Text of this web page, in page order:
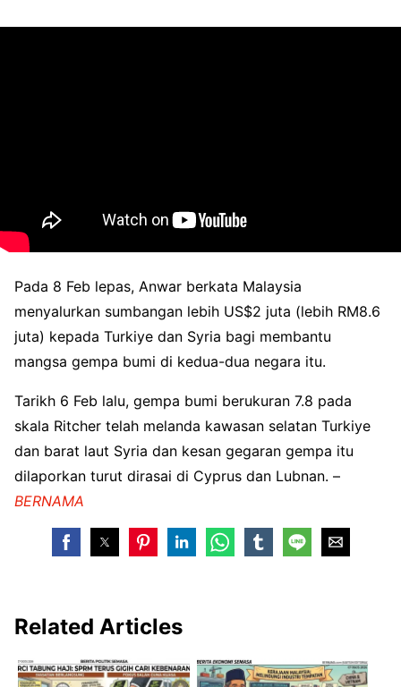
Pada 8 Feb lepas, Anwar berkata Malaysia
menyalurkan sumbangan lebih US$2 juta (lebih RM8.6
juta) kepada Turkiye dan Syria bagi membantu
mangsa gempa bumi di kedua-dua negara itu.
Tarikh 6 Feb lalu, gempa bumi berukuran 7.8 pada
skala Ritcher telah melanda kawasan selatan Turkiye
dan barat laut Syria dan kesan gegaran gempa itu
dilaporkan turut dirasai di Cyprus dan Lubnan. –
BERNAMA
Related Articles